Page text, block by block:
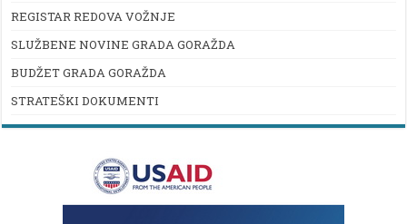
REGISTAR REDOVA VOŽNJE
SLUŽBENE NOVINE GRADA GORAŽDA
BUDŽET GRADA GORAŽDA
STRATEŠKI DOKUMENTI